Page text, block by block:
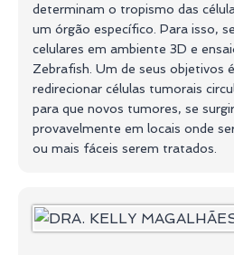
determinam o tropismo das
um órgão específico. Para isso,
celulares em ambiente 3D e
Zebrafish. Um de seus objetivos
redirecionar células tumorais
para que novos tumores, se
provavelmente em locais onde
ou mais fáceis serem tratados.